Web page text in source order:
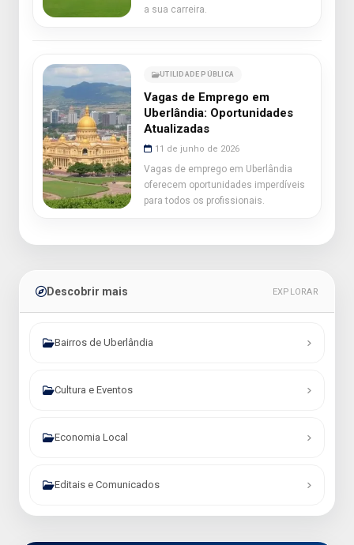
a sua carreira.
UTILIDADE PÚBLICA
Vagas de Emprego em
Uberlândia: Oportunidades
Atualizadas
11 de junho de 2026
Vagas de emprego em Uberlândia
oferecem oportunidades imperdíveis
para todos os profissionais.
Descobrir mais EXPLORAR
Bairros de Uberlândia
Cultura e Eventos
Economia Local
Editais e Comunicados